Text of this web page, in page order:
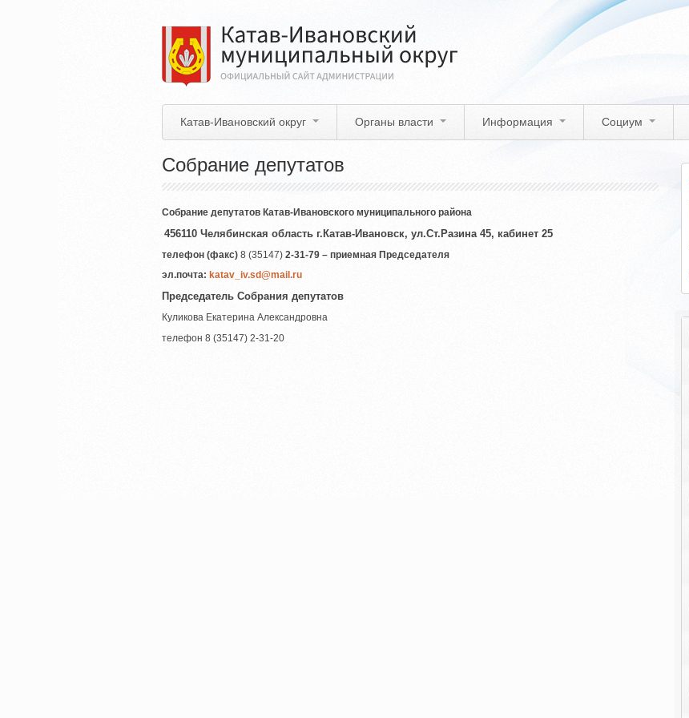
Катав-Ивановский округ Органы власти Информация Социум
Собрание депутатов
Собрание депутатов Катав-Ивановского муниципального района
456110 Челябинская область г.Катав-Ивановск, ул.Ст.Разина 45, кабинет 25
телефон (факс) 8 (35147) 2-31-79 – приемная Председателя
эл.почта: katav_iv.sd@mail.ru
Председатель Собрания депутатов
Куликова Екатерина Александровна
телефон 8 (35147) 2-31-20